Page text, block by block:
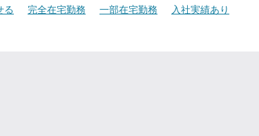
る 完全在宅勤務 一部在宅勤務
入社実績あり